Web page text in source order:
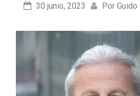
30 junio, 2023 Por